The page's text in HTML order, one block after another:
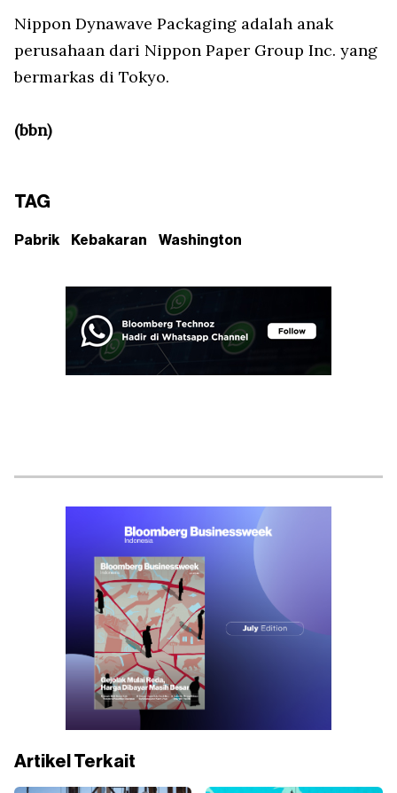
Nippon Dynawave Packaging adalah anak
perusahaan dari Nippon Paper Group Inc. yang
bermarkas di Tokyo.
(bbn)
TAG
Pabrik Kebakaran Washington
Artikel Terkait